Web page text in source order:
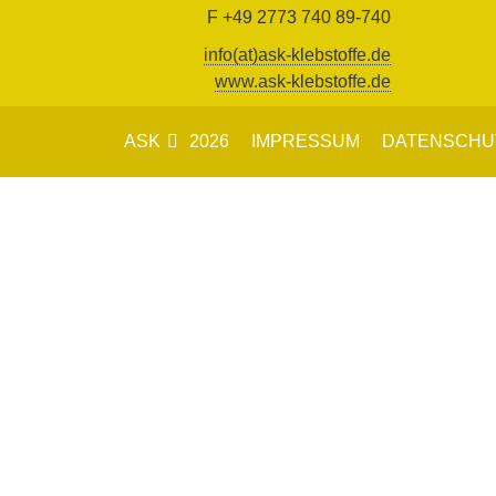
F +49 2773 740 89-740
info(at)ask-klebstoffe.de
www.ask-klebstoffe.de
ASK 2026 IMPRESSUM